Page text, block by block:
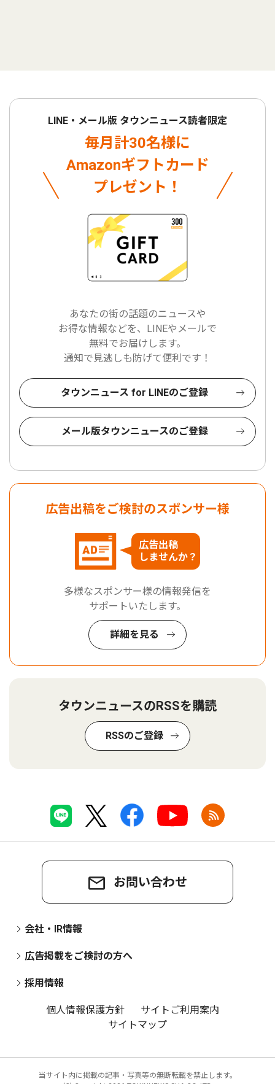
LINE・メール版 タウンニュース読者限定
毎月計30名様に
Amazonギフトカード
プレゼント！
あなたの街の話題のニュースや
お得な情報などを、LINEやメールで
無料でお届けします。
通知で見逃しも防げて便利です！
タウンニュース for LINEのご登録
メール版タウンニュースのご登録
広告出稿をご検討のスポンサー様
広告出稿
しませんか？
多様なスポンサー様の情報発信を
サポートいたします。
詳細を見る
タウンニュースのRSSを購読
RSSのご登録
お問い合わせ
会社・IR情報
広告掲載をご検討の方へ
採用情報
個人情報保護方針
サイトご利用案内
サイトマップ
当サイト内に掲載の記事・写真等の無断転載を禁止します。